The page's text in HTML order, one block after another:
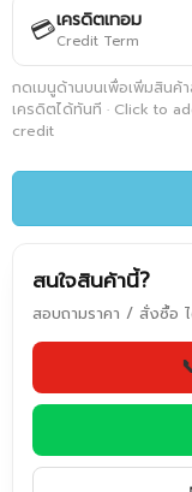
💳เครดิตเทอม
Credit Term
กดเมนูด้านบนเพื่อเพิ่มสินค้
เครดิตได้ทันที · Click to
credit
สนใจสินค้านี้?
สอบถามราคา / สั่งซื้อ